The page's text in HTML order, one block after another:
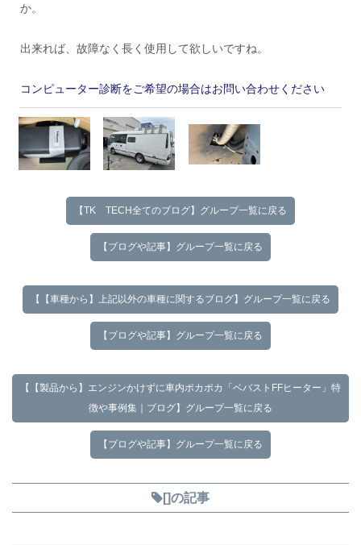
か。
出来れば、故障なく長く使用して欲しいですね。
コンピューター診断をご希望の場合はお問い合わせください
【TK TECH全てのブログ】グループ一覧に戻る
【ブログや記事】グループ一覧に戻る
【【車種から】上記以外の車種に関するブログ】グループ一覧に戻る
【ブログや記事】グループ一覧に戻る
【【製品から】エンジンかけずに車内ポカポカ「ベバストFFヒーター」特
徴や事例集｜ブログ】グループ一覧に戻る
【ブログや記事】グループ一覧に戻る
[]の記事